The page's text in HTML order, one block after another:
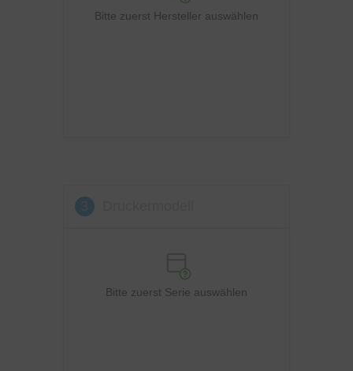
Bitte zuerst Hersteller auswählen
Bitte zuerst Serie auswählen